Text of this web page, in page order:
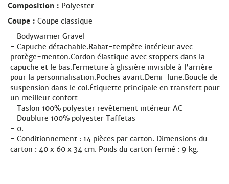
Composition : Polyester
Coupe : Coupe classique
Bodywarmer Gravel
Capuche détachable.Rabat-tempête intérieur avec
protège-menton.Cordon élastique avec stoppers dans la
capuche et le bas.Fermeture à glissière invisible à l'arrière
pour la personnalisation.Poches avant.Demi-lune.Boucle de
suspension dans le col.Étiquette principale en transfert pour
un meilleur confort
Taslon 100% polyester revêtement intérieur AC
Doublure 100% polyester Taffetas
0.
Conditionnement : 14 pièces par carton. Dimensions du
carton : 40 x 60 x 34 cm. Poids du carton fermé : 9 kg.